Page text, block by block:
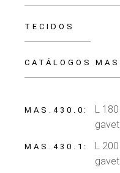
TECIDOS
CATÁLOGOS
MAS.430.0
L
MAS.430.1
L